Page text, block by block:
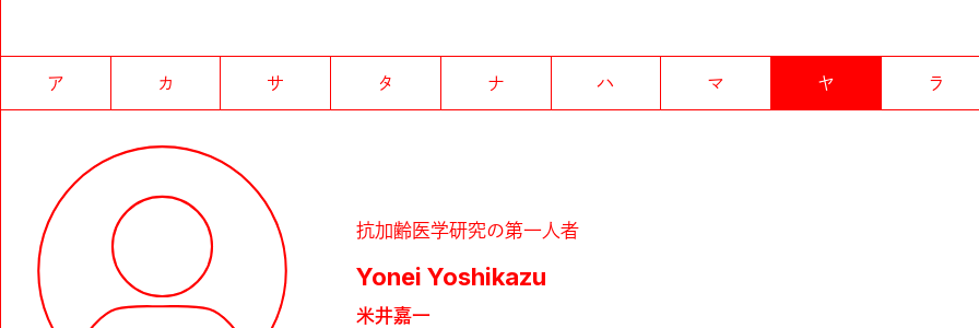
ア カ サ タ ナ ハ マ ヤ ラ
抗加齢医学研究の第一人者
Yonei Yoshikazu
米井嘉一